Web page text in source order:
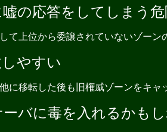
の応答をしてしまう
て上位から委譲されていないゾーン
やすい
に移転した後も旧権威ゾーンをキャ
バに毒を入れるかも